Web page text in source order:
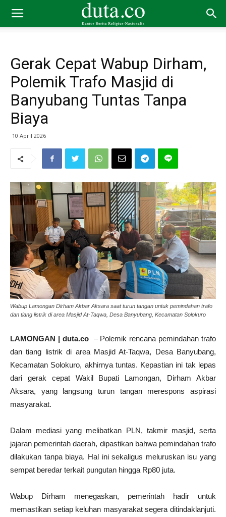
Gerak Cepat Wabup Dirham,
Polemik Trafo Masjid di
Banyubang Tuntas Tanpa
Biaya
10 April 2026
Wabup Lamongan Dirham Akbar Aksara saat turun tangan untuk pemindahan trafo
dan tiang listrik di area Masjid At-Taqwa, Desa Banyubang, Kecamatan Solokuro
LAMONGAN | duta.co – Polemik rencana pemindahan trafo
dan tiang listrik di area Masjid At-Taqwa, Desa Banyubang,
Kecamatan Solokuro, akhirnya tuntas. Kepastian ini tak lepas
dari gerak cepat Wakil Bupati Lamongan, Dirham Akbar
Aksara, yang langsung turun tangan merespons aspirasi
masyarakat.
Dalam mediasi yang melibatkan PLN, takmir masjid, serta
jajaran pemerintah daerah, dipastikan bahwa pemindahan trafo
dilakukan tanpa biaya. Hal ini sekaligus meluruskan isu yang
sempat beredar terkait pungutan hingga Rp80 juta.
Wabup Dirham menegaskan, pemerintah hadir untuk
memastikan setiap keluhan masyarakat segera ditindaklanjuti.